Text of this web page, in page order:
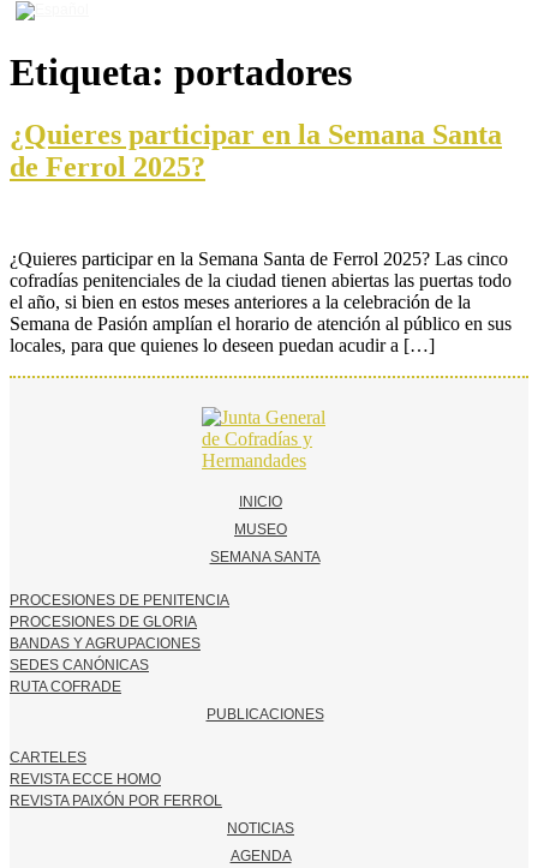
Etiqueta: portadores
¿Quieres participar en la Semana Santa
de Ferrol 2025?
¿Quieres participar en la Semana Santa de Ferrol 2025? Las cinco
cofradías penitenciales de la ciudad tienen abiertas las puertas todo
el año, si bien en estos meses anteriores a la celebración de la
Semana de Pasión amplían el horario de atención al público en sus
locales, para que quienes lo deseen puedan acudir a […]
INICIO
MUSEO
SEMANA SANTA
PROCESIONES DE PENITENCIA
PROCESIONES DE GLORIA
BANDAS Y AGRUPACIONES
SEDES CANÓNICAS
RUTA COFRADE
PUBLICACIONES
CARTELES
REVISTA ECCE HOMO
REVISTA PAIXÓN POR FERROL
NOTICIAS
AGENDA